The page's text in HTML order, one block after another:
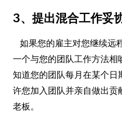
3、提出混合工作妥
如果您的雇主对您继续远
一个与您的团队工作方法相
知道您的团队每月在某个
许您加入团队并亲自做出贡
老板。